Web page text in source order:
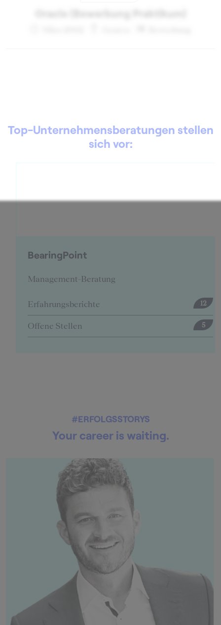
Oracle (Bewerbung Praktikum)
Top-Unternehmensberatungen stellen
sich vor:
BearingPoint
Management-Beratung
Erfahrungsberichte 12
Offene Stellen 5
#ERFOLGSSTORYS
Your career is waiting.